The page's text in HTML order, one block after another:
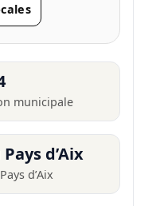
municipale
d’Aix
d’Aix